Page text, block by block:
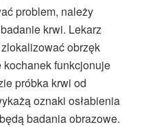
problem, należy
krwi. Lekarz
obrzęk
funkcjonuje
próbka krwi od
oznaki osłabienia
badania obrazowe.